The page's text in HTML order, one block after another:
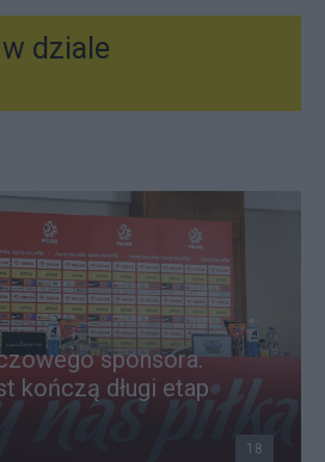
dziale
sponsora.
kończą długi etap
18